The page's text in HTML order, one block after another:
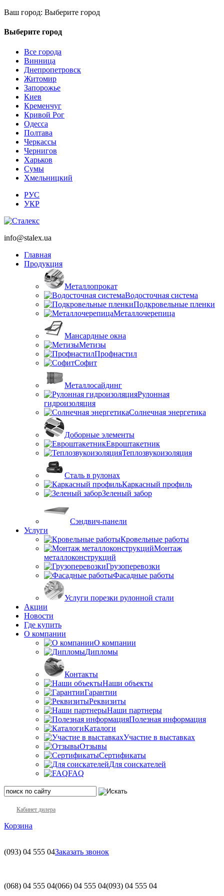
Ваш город: Выберите город
Выберите город
Все города
Винница
Днепропетровск
Житомир
Запорожье
Киев
Кременчуг
Кривой Рог
Одесса
Полтава
Черкассы
Чернигов
Харьков
Сумы
Хмельницкий
РУС
УКР
info@stalex.ua
Главная
Продукция
Металлопрокат
Водосточная система
Подкровельные пленки
Металлочерепица
Мансардные окна
Метизы
Профнастил
Софит
Металлосайдинг
Рулонная
гидроизоляция
Солнечная энергетика
Доборные элементы
Евроштакетник
Теплозвукоизоляция
Сталь в рулонах
Каркасный профиль
Зеленый забор
Сэндвич-панели
Услуги
Кровельные работы
Монтаж
металлоконструкций
Грузоперевозки
Фасадные работы
Услуги порезки рулонной стали
Акции
Новости
Где купить
О компании
О компании
Дипломы
Контакты
Наши объекты
Гарантии
Реквизиты
Наши партнеры
Полезная информация
Каталоги
Участие в выставках
Отзывы
Сертификаты
Для соискателей
FAQ
Кабинет дилера
Корзина
(093) 04 555 04Заказать звонок
(068) 04 555 04(066) 04 555 04(093) 04 555 04